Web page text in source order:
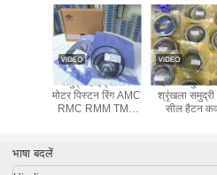
कंकाल उच्च दबाव तेल
सील किट HMB270
JC400-500-16
हाइड्रोलिक मोटर
पार्ट्स शिप सील किट
भाषा बदलें